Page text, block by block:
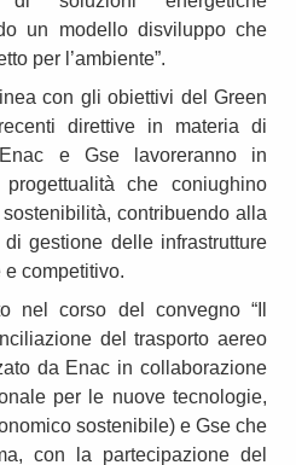
un modello disviluppo che
per l’ambiente”.
con gli obiettivi del Green
direttive in materia di
e Gse lavoreranno in
che coniughino
contribuendo alla
gestione delle infrastrutture
competitivo.
nel corso del convegno “Il
del trasporto aereo
da Enac in collaborazione
per le nuove tecnologie,
sostenibile) e Gse che
con la partecipazione del